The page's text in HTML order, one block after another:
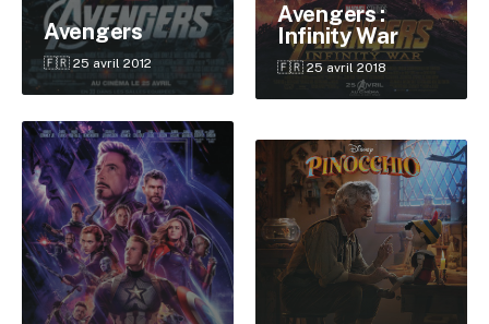
Avengers
🇫🇷 25 avril 2012
Avengers :
Infinity War
🇫🇷 25 avril 2018